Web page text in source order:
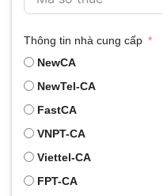
Thông tin nhà cung cấp
NewCA
NewTel-CA
FastCA
VNPT-CA
Viettel-CA
FPT-CA